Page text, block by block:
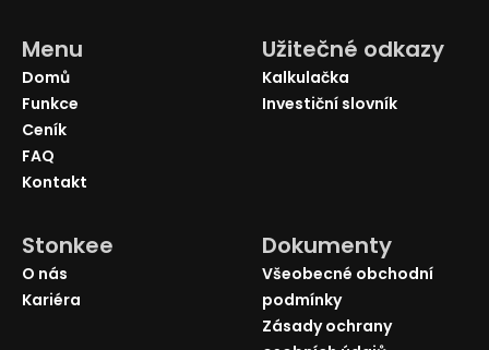
Menu
Domů
Funkce
Ceník
FAQ
Kontakt
Užitečné odkazy
Kalkulačka
Investiční slovník
Stonkee
O nás
Kariéra
Dokumenty
Všeobecné obchodní
podmínky
Zásady ochrany